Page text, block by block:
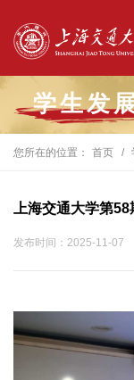
学生发
您所在的位置： 首页
上海交通大学第
发布时间：2025-11-07